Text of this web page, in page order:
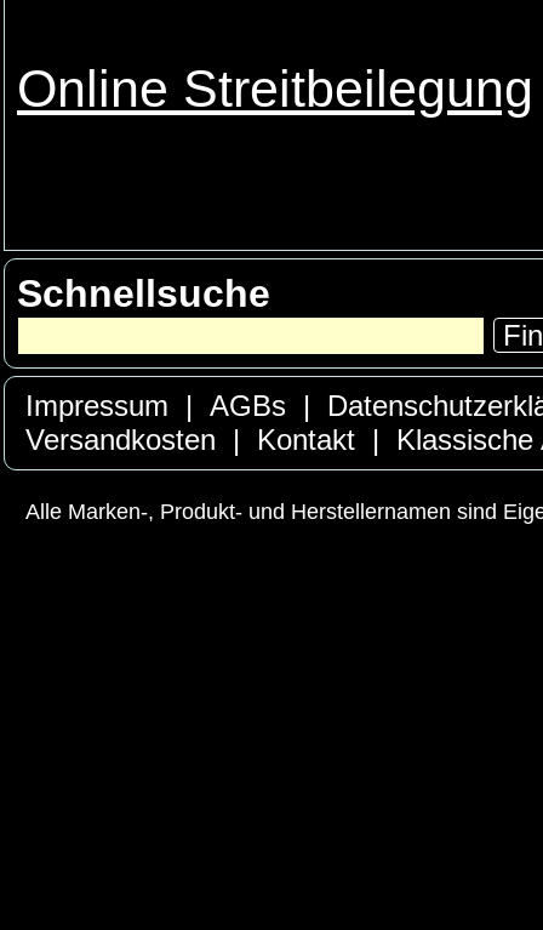
Online Streitbeilegung
Schnellsuche
Impressum | AGBs |
Versandkosten
| Kontakt |
Alle Marken-, Produkt- und Herstellernamen sind